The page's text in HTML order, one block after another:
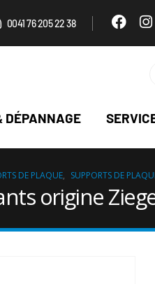
0041 76 205 22 38
DÉPANNAGE
DE PLAQUE, SUPPORTS DE
origine